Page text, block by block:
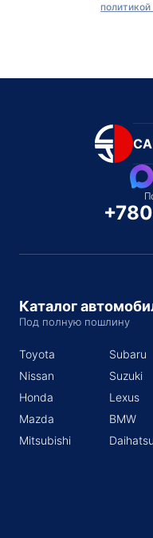
Каталог
Под полную пошлину
Toyota
Nissan
Honda
Mazda
Mitsubishi
Subaru
Suzuki
Lexus
BMW
Daihatsu